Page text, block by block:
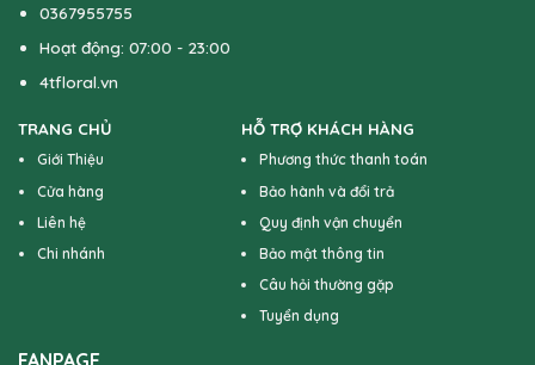
0367955755
Hoạt động: 07:00 - 23:00
4tfloral.vn
TRANG CHỦ
Giới Thiệu
Cửa hàng
Liên hệ
Chi nhánh
HỖ TRỢ KHÁCH HÀNG
Phương thức thanh toán
Bảo hành và đổi trả
Quy định vận chuyển
Bảo mật thông tin
Câu hỏi thường gặp
Tuyển dụng
FANPAGE